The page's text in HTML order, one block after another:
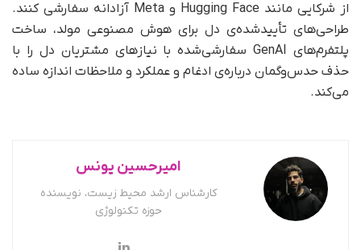
از شرکایی مانند Hugging Face و Meta آزادانه سفارشی کنند.
طراحی‌های تأیید‌شده‌ی دل برای هوش مصنوعی مولد، ساخت
پلتفرم‌های GenAI سفارشی‌شده با نیازهای مشتریان دل را با
حذف حدس‌و‌گمان درباره‌ی ادغام و عملکرد و ملاحظات اندازه ساده
می‌کند.
امیرحسین یونس
کارشناس ارشد محیط زیست، نویسنده
حوزه تکنولوژی